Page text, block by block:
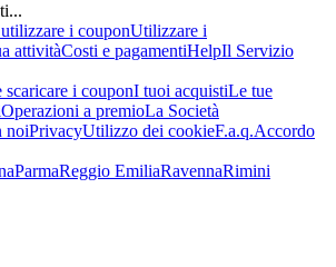
i couponUtilizzare i
attivitàCosti e pagamentiHelpIl Servizio
scaricare i couponI tuoi acquistiLe tue
Operazioni a premioLa Società
noiPrivacyUtilizzo dei cookieF.a.q.Accordo
ParmaReggio EmiliaRavennaRimini